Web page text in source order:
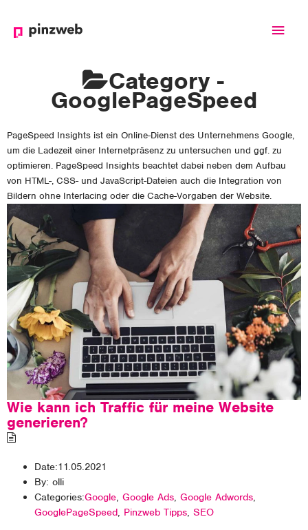
Category -
GooglePageSpeed
PageSpeed Insights ist ein Online-Dienst des Unternehmens Google,
um die Ladezeit einer Internetpräsenz zu untersuchen und ggf. zu
optimieren. PageSpeed Insights beachtet dabei neben dem Aufbau
von HTML-, CSS- und JavaScript-Dateien auch die Integration von
Bildern ohne Interlacing oder die Cache-Vorgaben der Website.
Wie kann ich Traffic für meine Website
generieren?
Date:11.05.2021
By: olli
Categories:Google, Google Ads, Google Adwords,
GooglePageSpeed, Pinzweb Tipps, SEO